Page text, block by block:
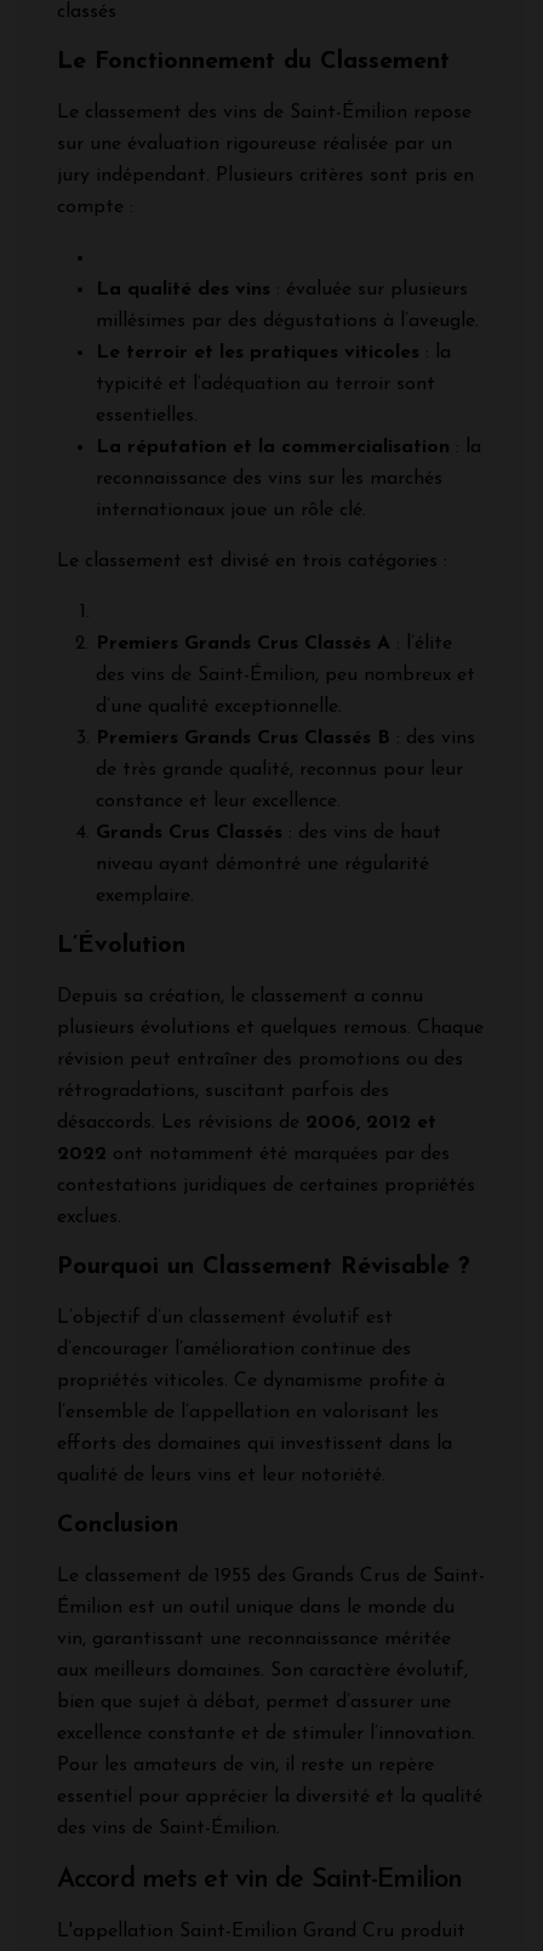
classés
Le Fonctionnement du Classement
Le classement des vins de Saint-Émilion repose
sur une évaluation rigoureuse réalisée par un
jury indépendant. Plusieurs critères sont pris en
compte :
La qualité des vins : évaluée sur plusieurs
millésimes par des dégustations à l’aveugle.
Le terroir et les pratiques viticoles : la
typicité et l’adéquation au terroir sont
essentielles.
La réputation et la commercialisation : la
reconnaissance des vins sur les marchés
internationaux joue un rôle clé.
Le classement est divisé en trois catégories :
Premiers Grands Crus Classés A : l’élite
des vins de Saint-Émilion, peu nombreux et
d’une qualité exceptionnelle.
Premiers Grands Crus Classés B : des vins
de très grande qualité, reconnus pour leur
constance et leur excellence.
Grands Crus Classés : des vins de haut
niveau ayant démontré une régularité
exemplaire.
L’Évolution
Depuis sa création, le classement a connu
plusieurs évolutions et quelques remous. Chaque
révision peut entraîner des promotions ou des
rétrogradations, suscitant parfois des
désaccords. Les révisions de 2006, 2012 et
2022 ont notamment été marquées par des
contestations juridiques de certaines propriétés
exclues.
Pourquoi un Classement Révisable ?
L’objectif d’un classement évolutif est
d’encourager l’amélioration continue des
propriétés viticoles. Ce dynamisme profite à
l’ensemble de l’appellation en valorisant les
efforts des domaines qui investissent dans la
qualité de leurs vins et leur notoriété.
Conclusion
Le classement de 1955 des Grands Crus de Saint-
Émilion est un outil unique dans le monde du
vin, garantissant une reconnaissance méritée
aux meilleurs domaines. Son caractère évolutif,
bien que sujet à débat, permet d’assurer une
excellence constante et de stimuler l’innovation.
Pour les amateurs de vin, il reste un repère
essentiel pour apprécier la diversité et la qualité
des vins de Saint-Émilion.
Accord mets et vin de Saint-Emilion
L'appellation Saint-Emilion Grand Cru produit